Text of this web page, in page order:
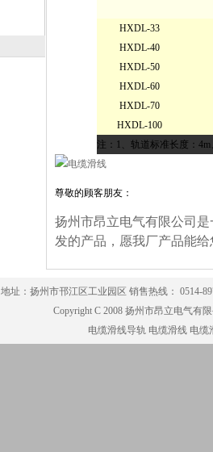
HXDL-33
HXDL-40
HXDL-50
HXDL-60
HXDL-70
HXDL-100
注：1、轨道标准长度：
尊敬的顾客朋友：
扬州市昂立电气有限公司
发的产品，愿我厂产品能
地址：扬州市邗江区工业园区 销售热线： 0514-
Copyright C 2008 扬州市昂立电气有
电缆滑线导轨 电缆滑线 电缆